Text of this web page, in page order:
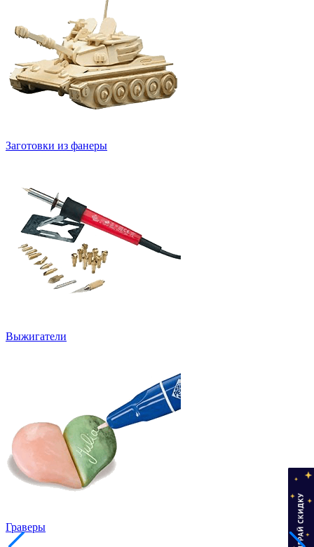
Заготовки из фанеры
Выжигатели
Граверы